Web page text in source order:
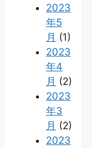
2023
年5
月 (1)
2023
年4
月 (2)
2023
年3
月 (2)
2023